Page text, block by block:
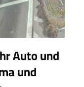
Auto und
und